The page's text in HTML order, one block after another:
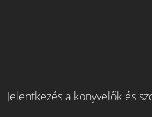
Jelentkezés a könyvelők és